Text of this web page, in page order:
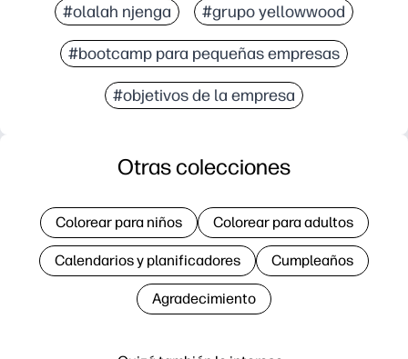
#olalah njenga #grupo yellowwood
#bootcamp para pequeñas empresas
#objetivos de la empresa
Otras colecciones
Colorear para niños Colorear para adultos
Calendarios y planificadores Cumpleaños
Agradecimiento